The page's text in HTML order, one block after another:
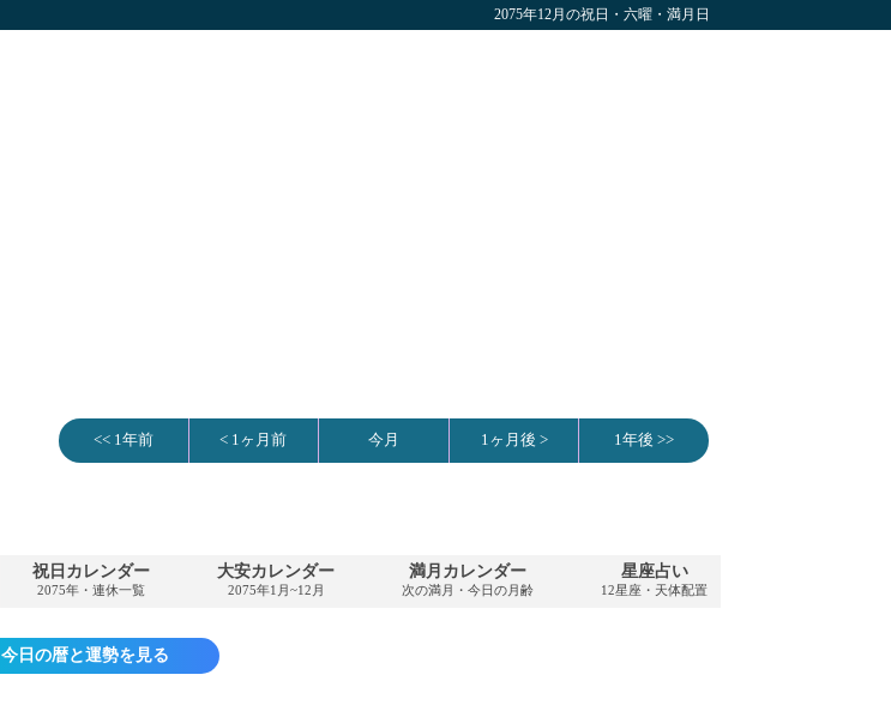
2075年12月の祝日・六曜・満月日
<< 1年前 < 1ヶ月前 今月 1ヶ月後 > 1年後 >>
祝日カレンダー
2075年・連休一覧
大安カレンダー
2075年1月~12月
満月カレンダー
次の満月・今日の月齢
星座占い
12星座・天体配置
今日の暦と運勢を見る